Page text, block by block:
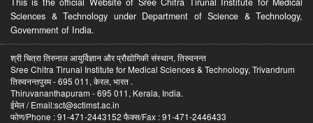
Sciences & Technology under Department of Science & Technology,
Government of India.
श्री चित्रा तिरुनाल आयुर्विज्ञान और प्रौद्योगिकी संस्थान, तिरुवनन्त
Sree Chitra Tirunal Institute for Medical Sciences & Technology, Trivandrum
तिरुवनन्तपुरम - 695 011, केरल, भारत .
Thiruvananthapuram - 695 011, Kerala, India.
ईमेल / Email:sct@sctimst.ac.in
फोण/Phone : 91-471-2443152 फैक्स/Fax : 91-471-2446433